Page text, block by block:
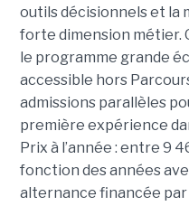
outils décisionnels et la
forte dimension métier.
le programme grande
accessible hors
admissions parallèles
première expérience
Prix à l’année : entre 9
fonction des années
alternance financée par